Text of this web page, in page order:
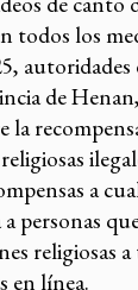
todos los
de
la
a
personas
religiosas a
en línea.